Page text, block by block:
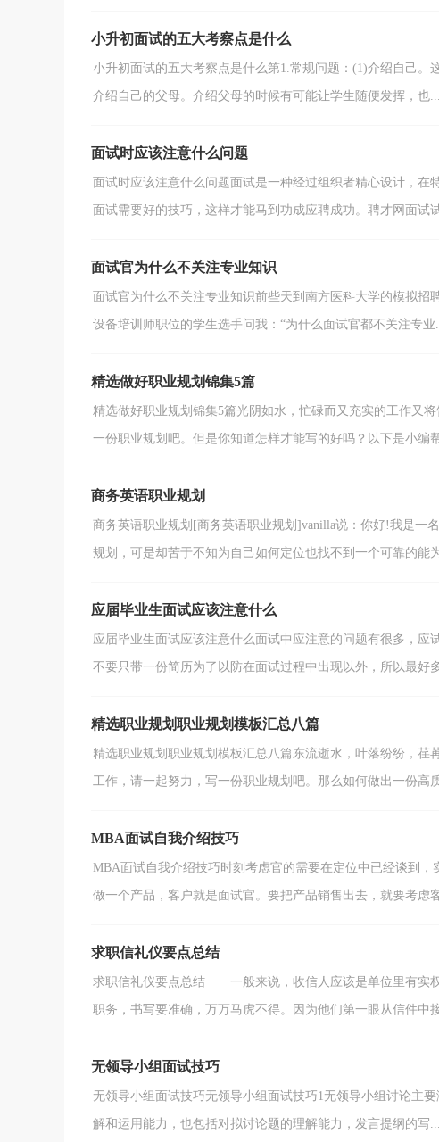
小升初面试的五大考察点是什么
小升初面试的五大考察点是什么第1.常规问题：(1)介绍自己
介绍自己的父母。介绍父母的时候有可能让学生随便发挥，也...
面试时应该注意什么问题
面试时应该注意什么问题面试是一种经过组织者精心设计，
面试需要好的技巧，这样才能马到功成应聘成功。聘才网面试
面试官为什么不关注专业知识
面试官为什么不关注专业知识前些天到南方医科大学的模拟
设备培训师职位的学生选手问我：“为什么面试官都不关注专业
精选做好职业规划锦集5篇
精选做好职业规划锦集5篇光阴如水，忙碌而又充实的工作又
一份职业规划吧。但是你知道怎样才能写的好吗？以下是小编
商务英语职业规划
商务英语职业规划[商务英语职业规划]vanilla说：你好!我是一
规划，可是却苦于不知为自己如何定位也找不到一个可靠的能
应届毕业生面试应该注意什么
应届毕业生面试应该注意什么面试中应注意的问题有很多，应
不要只带一份简历为了以防在面试过程中出现以外，所以最好
精选职业规划职业规划模板汇总八篇
精选职业规划职业规划模板汇总八篇东流逝水，叶落纷纷，
工作，请一起努力，写一份职业规划吧。那么如何做出一份高
MBA面试自我介绍技巧
MBA面试自我介绍技巧时刻考虑官的需要在定位中已经谈到
做一个产品，客户就是面试官。要把产品销售出去，就要考虑
求职信礼仪要点总结
求职信礼仪要点总结 一般来说，收信人应该是单位里有实
职务，书写要准确，万万马虎不得。因为他们第一眼从信件中
无领导小组面试技巧
无领导小组面试技巧无领导小组面试技巧1无领导小组讨论主
解和运用能力，也包括对拟讨论题的理解能力，发言提纲的写...